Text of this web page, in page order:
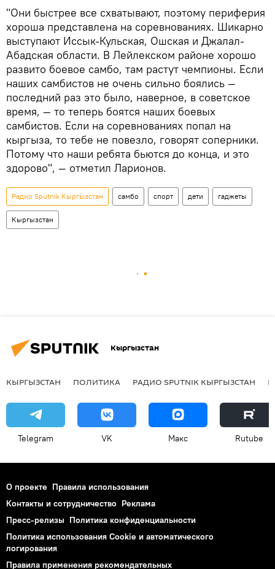
"Они быстрее все схватывают, поэтому периферия
хороша представлена на соревнованиях. Шикарно
выступают Иссык-Кульская, Ошская и Джалал-
Абадская области. В Лейлекском районе хорошо
развито боевое самбо, там растут чемпионы. Если
наших самбистов не очень сильно боялись —
последний раз это было, наверное, в советское
время, — то теперь боятся наших боевых
самбистов. Если на соревнованиях попал на
кыргыза, то тебе не повезло, говорят соперники.
Потому что наши ребята бьются до конца, и это
здорово", — отметил Ларионов.
Радио Sputnik Кыргызстан самбо спорт дети гаджеты
Кыргызстан
Кыргызстан
КЫРГЫЗСТАН ПОЛИТИКА РАДИО SPUTNIK КЫРГЫЗСТАН
Telegram VK Макс Rutube
О проекте Правила использования
Контакты и сотрудничество Реклама
Пресс-релизы Политика конфиденциальности
Политика использования Cookie и автоматического
логирования
Правила применения рекомендательных